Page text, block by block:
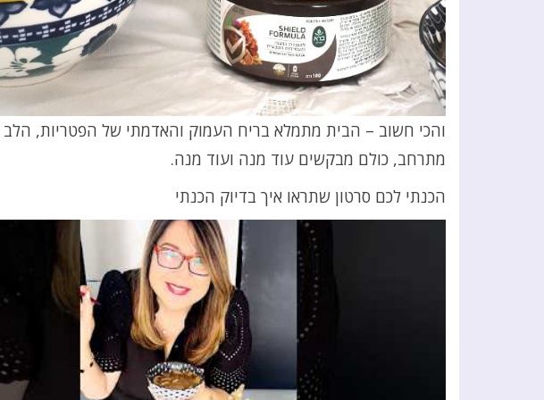
והכי חשוב – הבית מתמלא בריח העמוק והאדמתי של הפטריות,
מתרחב, כולם מבקשים עוד מנה ועוד מנה.
הכנתי לכם סרטון שתראו איך בדיוק הכנתי